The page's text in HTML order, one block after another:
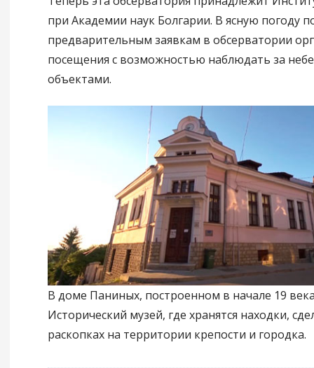
при Академии наук Болгарии. В ясную погоду
предварительным заявкам в обсерватории
посещения с возможностью наблюдать за
объектами.
В доме Паниных, построенном в начале 19
Исторический музей, где хранятся находки,
раскопках на территории крепости и городка.